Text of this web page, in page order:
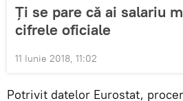
Ți se pare că ai salariu
cifrele oficiale
11 Iunie 2018, 11:02
Potrivit datelor Eurostat,